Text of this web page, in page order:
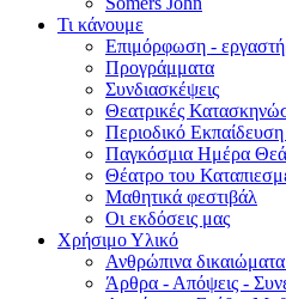
Τι κάνουμε
Επιμόρφωση -
Προγράμματα
Συνδιασκέψεις
Θεατρικές
Περιοδικό
Παγκόσμια Ημέρα
Θέατρο του
Μαθητικά φεστιβάλ
Οι εκδόσεις μας
Χρήσιμο Υλικό
Ανθρώπινα
Άρθρα - Απόψεις -